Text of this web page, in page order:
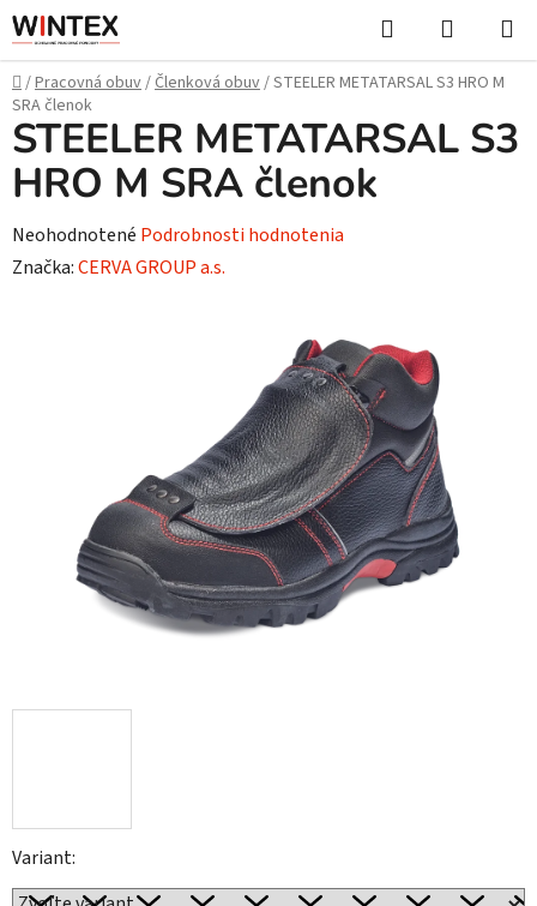
Prejsť
na
obsah
Hľadať
KOŠÍK
Domov
/Pracovná obuv/Členková obuv/STEELER METATARSAL S3 HRO M
SRA členok
Variant:
STEELER METATARSAL S3
HRO M SRA členok
Priemerné
hodnotenie
Neohodnotené Podrobnosti hodnotenia
Značka:CERVA GROUP a.s.